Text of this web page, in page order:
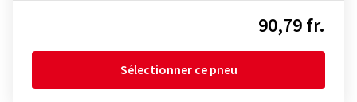
90,79 fr.
Sélectionner ce pneu